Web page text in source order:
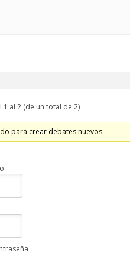
al 2 (de un total de 2)
para crear debates nuevos.